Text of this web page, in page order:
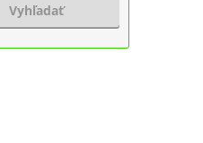
Vyhľadať